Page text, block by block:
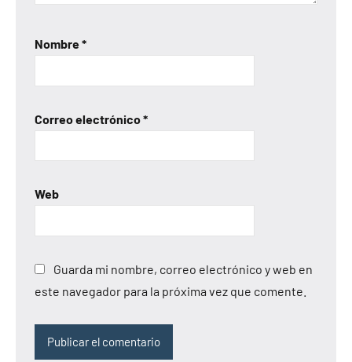
Nombre*
Correo electrónico*
Web
Guarda mi nombre, correo electrónico y web en
este navegador para la próxima vez que comente.